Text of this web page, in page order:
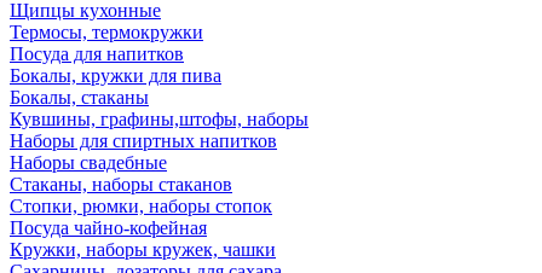
Щипцы кухонные
Термосы, термокружки
Посуда для напитков
Бокалы, кружки для пива
Бокалы, стаканы
Кувшины, графины,штофы, наборы
Наборы для спиртных напитков
Наборы свадебные
Стаканы, наборы стаканов
Стопки, рюмки, наборы стопок
Посуда чайно-кофейная
Кружки, наборы кружек, чашки